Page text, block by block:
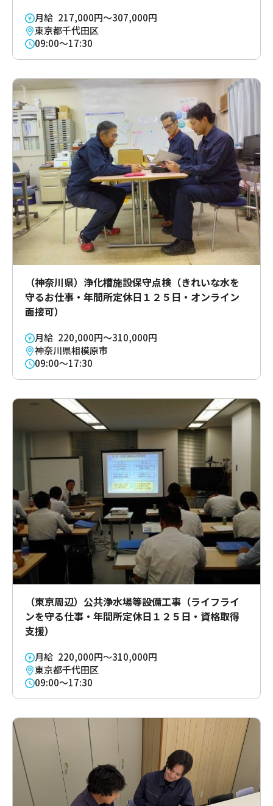
月給 217,000円～307,000円
東京都千代田区
09:00～17:30
（神奈川県）浄化槽施設保守点検（きれいな水を
守るお仕事・年間所定休日１２５日・オンライン
面接可）
月給 220,000円～310,000円
神奈川県相模原市
09:00～17:30
（東京周辺）公共浄水場等設備工事（ライフライ
ンを守る仕事・年間所定休日１２５日・資格取得
支援）
月給 220,000円～310,000円
東京都千代田区
09:00～17:30